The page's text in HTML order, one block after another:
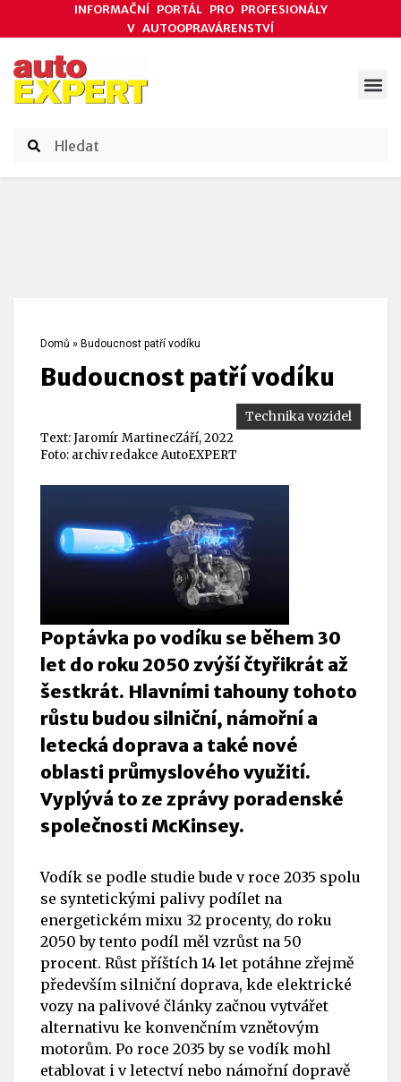
INFORMAČNÍ PORTÁL PRO PROFESIONÁLY
V AUTOOPRAVÁRENSTVÍ
Domů » Budoucnost patří vodíku
Budoucnost patří vodíku
Technika vozidel
Text:Jaromír MartinecZáří, 2022
Foto: archiv redakce AutoEXPERT
Poptávka po vodíku se během 30
let do roku 2050 zvýší čtyřikrát až
šestkrát. Hlavními tahouny tohoto
růstu budou silniční, námořní a
letecká doprava a také nové
oblasti průmyslového využití.
Vyplývá to ze zprávy poradenské
společnosti McKinsey.
Vodík se podle studie bude v roce 2035 spolu
se syntetickými palivy podílet na
energetickém mixu 32 procenty, do roku
2050 by tento podíl měl vzrůst na 50
procent. Růst příštích 14 let potáhne zřejmě
především silniční doprava, kde elektrické
vozy na palivové články začnou vytvářet
alternativu ke konvenčním vznětovým
motorům. Po roce 2035 by se vodík mohl
etablovat i v letectví nebo námořní dopravě